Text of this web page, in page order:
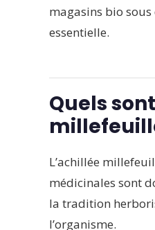
magasins bio
essentielle.
Quels
L’achillée
médicinales sont
la tradition
l’organisme.